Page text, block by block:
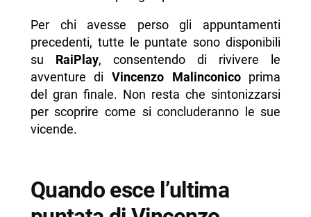
Per chi avesse perso gli appuntamenti
precedenti, tutte le puntate sono disponibili
su RaiPlay, consentendo di rivivere le
avventure di Vincenzo Malinconicoprima
del gran finale. Non resta che sintonizzarsi
per scoprire come si concluderanno le sue
vicende.
Quando esce l’ultima